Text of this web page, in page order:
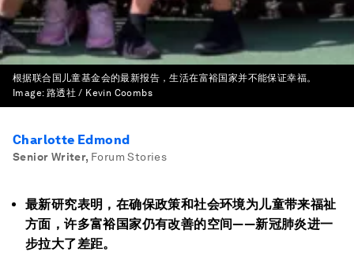
根据联合国儿童基金会的最新报告，生活在富裕国家并不能保证幸福。
Image: 路透社 / Kevin Coombs
Charlotte Edmond
Senior Writer, Forum Stories
最新研究表明，在确保政策和社会环境为儿童带来福祉
方面，许多富裕国家仍有改善的空间——新冠肺炎进一
步拉大了差距。